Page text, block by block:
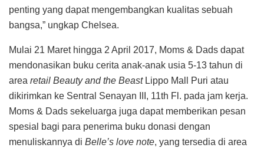
penting yang dapat mengembangkan kualitas sebuah
bangsa,” ungkap Chelsea.
Mulai 21 Maret hingga 2 April 2017, Moms & Dads dapat
mendonasikan buku cerita anak-anak usia 5-13 tahun di
area retail Beauty and the BeastLippo Mall Puri atau
dikirimkan ke Sentral Senayan III, 11th Fl. pada jam kerja.
Moms & Dads sekeluarga juga dapat memberikan pesan
spesial bagi para penerima buku donasi dengan
menuliskannya di Belle’s love note, yang tersedia di area